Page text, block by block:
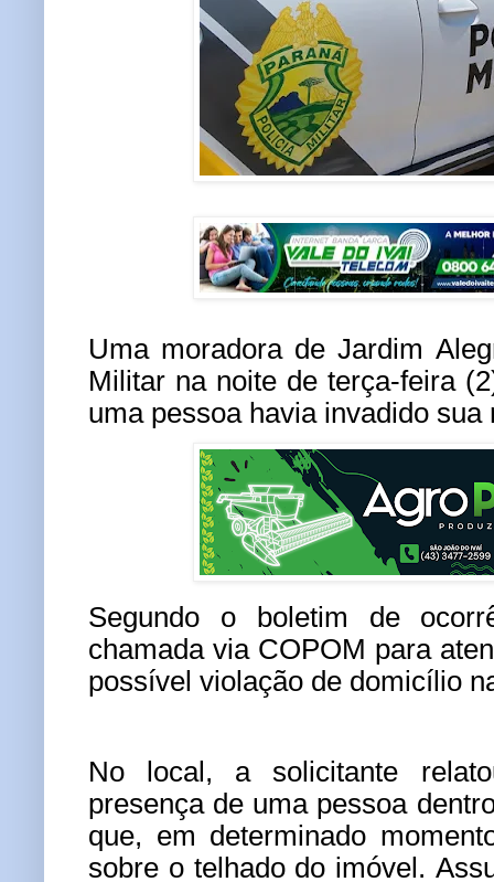
Uma moradora de Jardim
Militar na noite de terça-feira
uma pessoa havia invadido sua
Segundo o boletim de
chamada via COPOM para
possível violação de domicílio
No local, a solicitante
presença de uma pessoa
que, em determinado
sobre o telhado do imóvel.